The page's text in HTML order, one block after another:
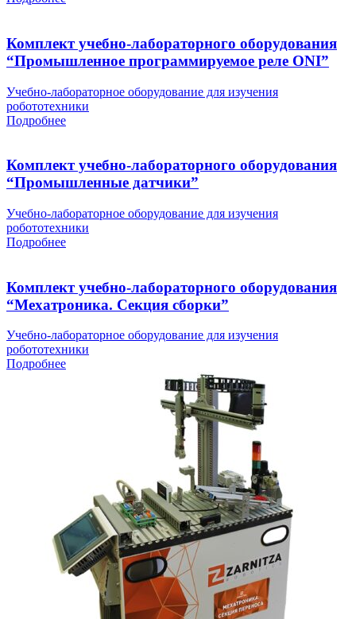
Комплект учебно-лабораторного оборудования
“Промышленное программируемое реле ONI”
Учебно-лабораторное оборудование для изучения
робототехники
Подробнее
Комплект учебно-лабораторного оборудования
“Промышленные датчики”
Учебно-лабораторное оборудование для изучения
робототехники
Подробнее
Комплект учебно-лабораторного оборудования
“Мехатроника. Секция сборки”
Учебно-лабораторное оборудование для изучения
робототехники
Подробнее